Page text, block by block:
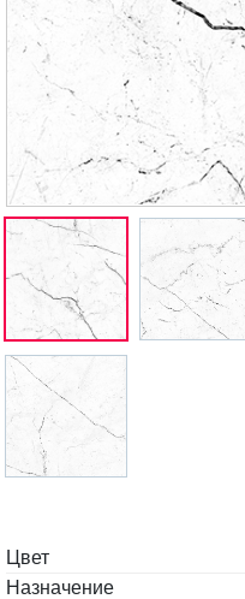
Цвет
Назначение